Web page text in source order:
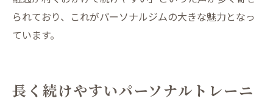
られており、これがパーソナルジムの大きな魅力となっ
ています。
長く続けやすいパーソナルトレーニ